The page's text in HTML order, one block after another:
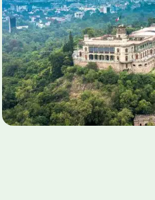
Productos